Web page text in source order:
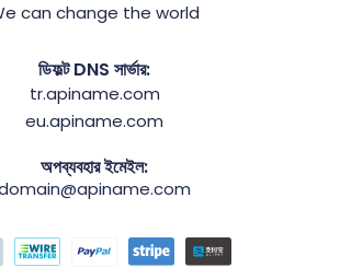
can change the world
ডিফল্ট DNS সার্ভার:
tr.apiname.com
eu.apiname.com
অপব্যবহার ইমেইল: